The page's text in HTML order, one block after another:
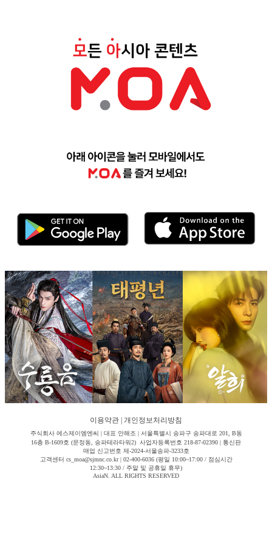
이용약관 개인정보처리방침
주식회사 에스제이엠엔씨 | 대표 안해조 | 서울특별시 송파구 송파대로 201, B동
16층 B-1609호 (문정동, 송파테라타워2) 사업자등록번호 218-87-02390 | 통신판
매업 신고번호 제-2024-서울송파-3233호
고객센터 cs_moa@sjmnc.co.kr | 02-400-6036 (평일 10:00~17:00 / 점심시간
12:30~13:30 / 주말 및 공휴일 휴무)
AsiaN. ALL RIGHTS RESERVED